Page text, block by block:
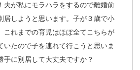
夫が私にモラハラをするので離婚前
居しようと思います。子が３歳で小
これまでの育児はほぼ全てこちらが
いたので子を連れて行こうと思いま
手に別居して大丈夫ですか？